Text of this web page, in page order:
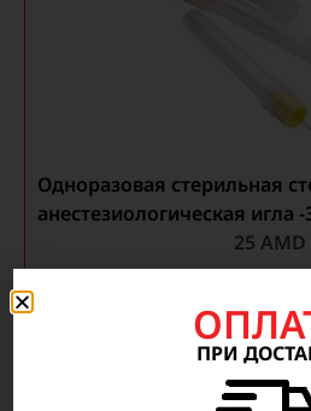
Одноразовая стерильная
анестезиологическая игла -
25 AMD
В корзину
ПРИ